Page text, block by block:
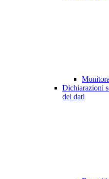
Dichiarazioni
dei dati